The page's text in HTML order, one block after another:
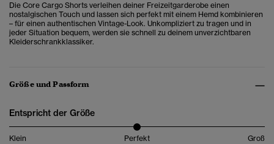
Die Core Cargo Shorts verleihen deiner Freizeitgarderobe einen
nostalgischen Touch und lassen sich perfekt mit einem Hemd kombinieren
– für einen authentischen Vintage-Look. Unkompliziert zu tragen und in
jeder Situation bequem, werden sie schnell zu deinem unverzichtbaren
Kleiderschrankklassiker.
Größe und Passform
Entspricht der Größe
Klein Perfekt Groß